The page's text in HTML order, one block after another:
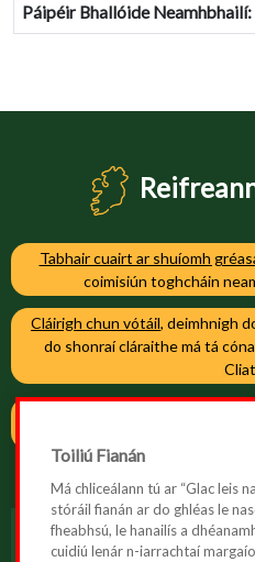
Páipéir Bhallóide Neamhbhailí:
Tabhair cuairt ar shuíomh
coimisiún toghcháin
Cláirigh chun vótáil, deimhnigh
do shonraí cláraithe má tá
Toiliú Fianán
Má chliceálann tú ar “Glac leis
stóráil fianán ar do ghléas le
fheabhsú, le hanailís a
cuidiú lenár n-iarrachtaí